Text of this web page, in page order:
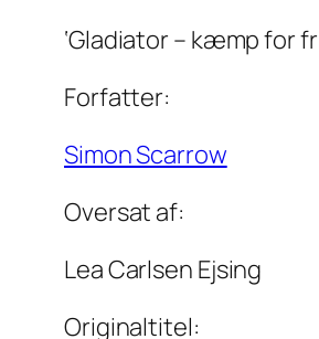
‘Gladiator – kæmp for
Forfatter:
Simon Scarrow
Oversat af:
Lea Carlsen Ejsing
Originaltitel: